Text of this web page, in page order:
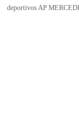
deportivos AP